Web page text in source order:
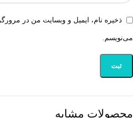
ذخیره نام، ایمیل و وبسایت من در
می‌نویسم.
محصولات مشابه